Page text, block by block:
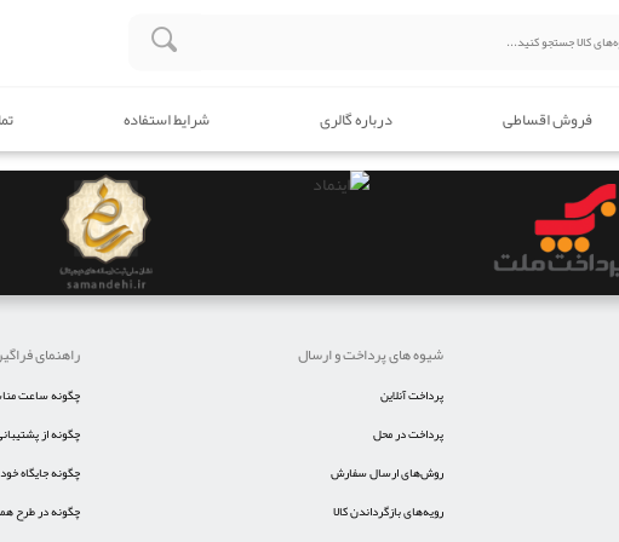
فروش اقساطی درباره گالری شرایط استفاده
شیوه های پرداخت و ارسال
پرداخت آنلاین
پرداخت در محل
روش‌های ارسال سفارش
رویه‌های بازگرداندن کالا
راهنمای
چگونه ساعت
چگونه از
چگونه جایگاه
چگونه در طرح